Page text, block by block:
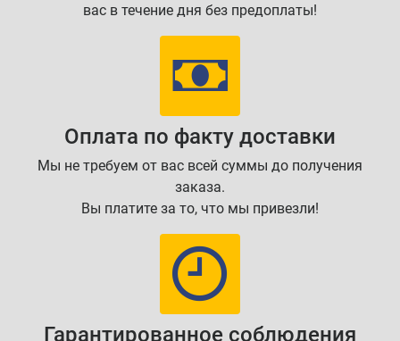
вас в течение дня без предоплаты!
Оплата по факту доставки
Мы не требуем от вас всей суммы до получения
заказа.
Вы платите за то, что мы привезли!
Гарантированное соблюдения